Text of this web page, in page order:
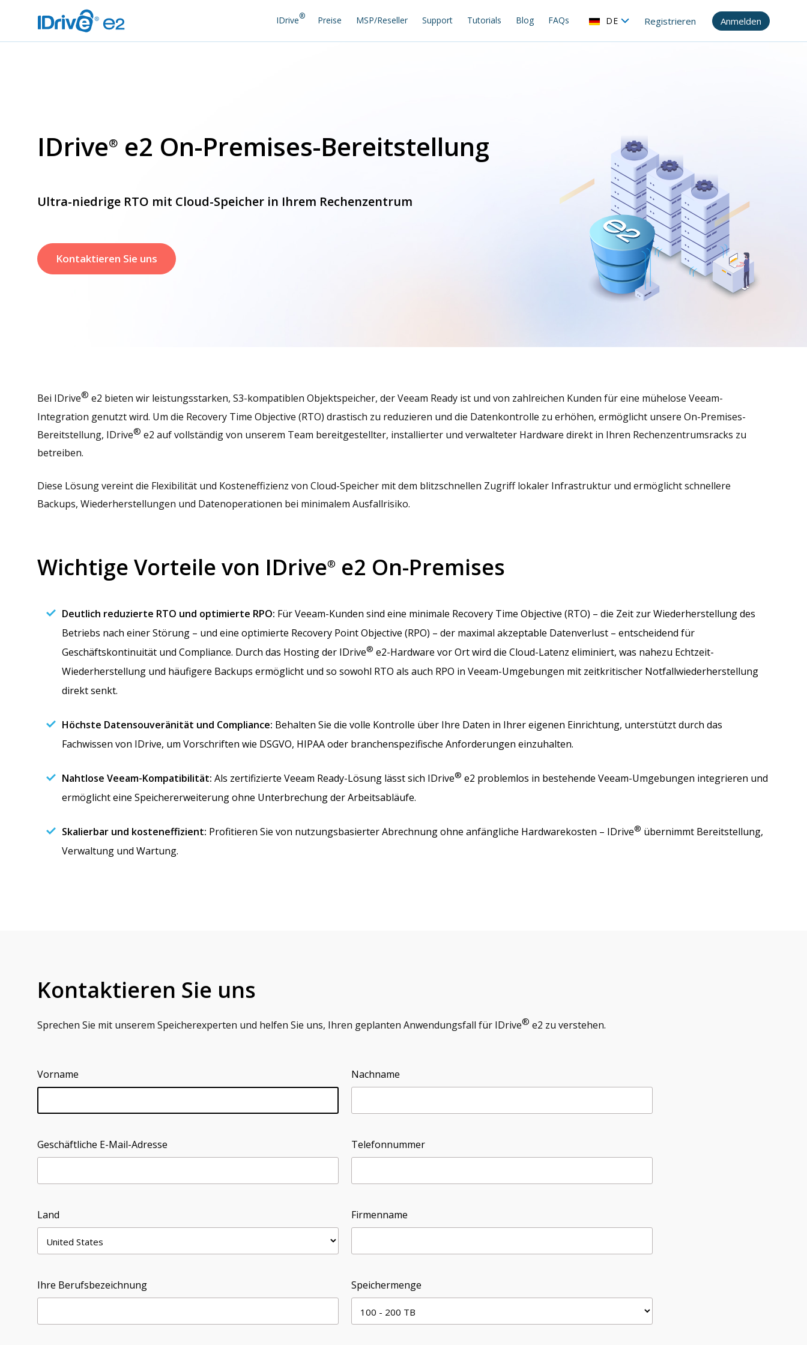
DE Registrieren Anmelden
IDrive® Preise MSP/Reseller Support Tutorials Blog FAQs
IDrive® e2 On-Premises-Bereitstellung
Ultra-niedrige RTO mit Cloud-Speicher in Ihrem Rechenzentrum
Kontaktieren Sie uns
Bei IDrive® e2 bieten wir leistungsstarken, S3-kompatiblen Objektspeicher, der Veeam Ready ist und von zahlreichen Kunden für eine mühelose Veeam-
Integration genutzt wird. Um die Recovery Time Objective (RTO) drastisch zu reduzieren und die Datenkontrolle zu erhöhen, ermöglicht unsere On-Premises-
Bereitstellung, IDrive® e2 auf vollständig von unserem Team bereitgestellter, installierter und verwalteter Hardware direkt in Ihren Rechenzentrumsracks zu
betreiben.
Diese Lösung vereint die Flexibilität und Kosteneffizienz von Cloud-Speicher mit dem blitzschnellen Zugriff lokaler Infrastruktur und ermöglicht schnellere
Backups, Wiederherstellungen und Datenoperationen bei minimalem Ausfallrisiko.
Wichtige Vorteile von IDrive® e2 On-Premises
Deutlich reduzierte RTO und optimierte RPO: Für Veeam-Kunden sind eine minimale Recovery Time Objective (RTO) – die Zeit zur Wiederherstellung des
Betriebs nach einer Störung – und eine optimierte Recovery Point Objective (RPO) – der maximal akzeptable Datenverlust – entscheidend für
Geschäftskontinuität und Compliance. Durch das Hosting der IDrive® e2-Hardware vor Ort wird die Cloud-Latenz eliminiert, was nahezu Echtzeit-
Wiederherstellung und häufigere Backups ermöglicht und so sowohl RTO als auch RPO in Veeam-Umgebungen mit zeitkritischer Notfallwiederherstellung
direkt senkt.
Höchste Datensouveränität und Compliance: Behalten Sie die volle Kontrolle über Ihre Daten in Ihrer eigenen Einrichtung, unterstützt durch das
Fachwissen von IDrive, um Vorschriften wie DSGVO, HIPAA oder branchenspezifische Anforderungen einzuhalten.
Nahtlose Veeam-Kompatibilität: Als zertifizierte Veeam Ready-Lösung lässt sich IDrive® e2 problemlos in bestehende Veeam-Umgebungen integrieren und
ermöglicht eine Speichererweiterung ohne Unterbrechung der Arbeitsabläufe.
Skalierbar und kosteneffizient: Profitieren Sie von nutzungsbasierter Abrechnung ohne anfängliche Hardwarekosten – IDrive® übernimmt Bereitstellung,
Verwaltung und Wartung.
Kontaktieren Sie uns
Sprechen Sie mit unserem Speicherexperten und helfen Sie uns, Ihren geplanten Anwendungsfall für IDrive® e2 zu verstehen.
Vorname Nachname
Geschäftliche E-Mail-Adresse Telefonnummer
Land Firmenname
Ihre Berufsbezeichnung Speichermenge